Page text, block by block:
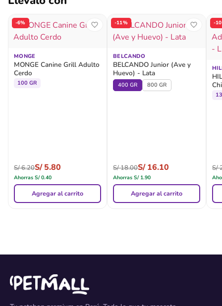
-6%
MONGE
MONGE Canine Grill Adulto
Cerdo
100 GR
S/6.20S/5.80
Ahorras S/0.40
Agregar al carrito
-11%
BELCANDO
BELCANDO Junior (Ave y
Huevo) - Lata
400 GR 800 GR
S/18.00S/16.10
Ahorras S/1.90
Agregar al carrito
-
S/